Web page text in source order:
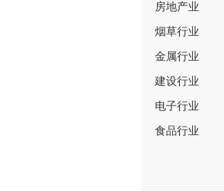
房地产业
烟草行业
金属行业
建设行业
电子行业
食品行业